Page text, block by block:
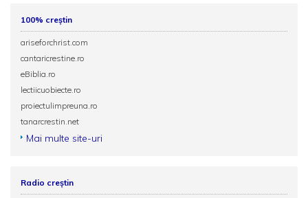
100% creștin
ariseforchrist.com
cantaricrestine.ro
eBiblia.ro
lectiicuobiecte.ro
proiectulimpreuna.ro
tanarcrestin.net
Mai multe site-uri
Radio creștin